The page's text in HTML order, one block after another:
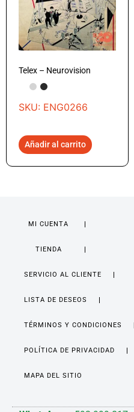
Telex – Neurovision
SKU: ENG0266
Añadir al carrito
MI CUENTA
TIENDA
SERVICIO AL CLIENTE
LISTA DE DESEOS
TÉRMINOS Y CONDICIONES
POLÍTICA DE PRIVACIDAD
MAPA DEL SITIO